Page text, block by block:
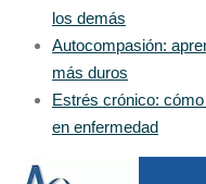
los demás
Autocompasión:
más duros
Estrés crónico:
en enfermedad